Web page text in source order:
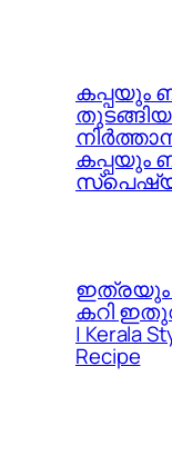
കപ്പയും
കപ്പയും
ഇത്രയും
കറി
| Kerala
Recipe